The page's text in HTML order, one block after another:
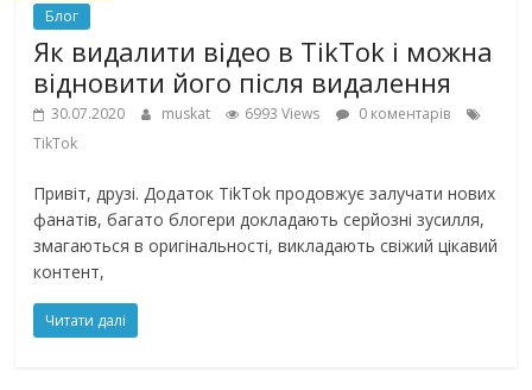
Блог
Як видалити відео в TikTok і можна
відновити його після видалення
30.07.2020 muskat 6993 Views
0 коментарів
TikTok
Привіт, друзі. Додаток TikTok продовжує залучати нових
фанатів, багато блогери докладають серйозні зусилля,
змагаються в оригінальності, викладають свіжий цікавий
контент,
Читати далі